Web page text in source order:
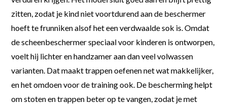
zitten, zodat je kind niet voortdurend aan de beschermer
hoeft te frunniken alsof het een verdwaalde sok is. Omdat
de scheenbeschermer speciaal voor kinderen is ontworpen,
voelt hij lichter en handzamer aan dan veel volwassen
varianten. Dat maakt trappen oefenen net wat makkelijker,
en het omdoen voor de training ook. De bescherming helpt
om stoten en trappen beter op te vangen, zodat je met